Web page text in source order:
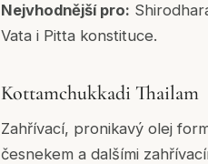
Nejvhodnější pro:
Vata i Pitta konstituce.
Kottamchukkadi Thailam
Zahřívací, pronikavý olej
česnekem a dalšími